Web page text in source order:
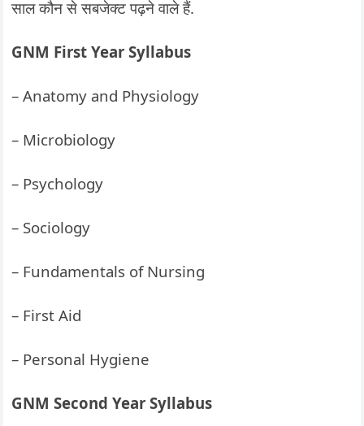
साल कौन से सबजेक्ट पढ़ने वाले हैं.
GNM First Year Syllabus
– Anatomy and Physiology
– Microbiology
– Psychology
– Sociology
– Fundamentals of Nursing
– First Aid
– Personal Hygiene
GNM Second Year Syllabus